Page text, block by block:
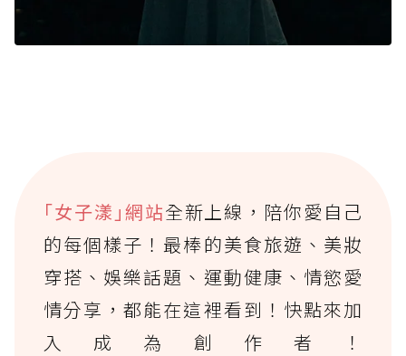
｢女子漾｣網站全新上線，陪你愛自己
的每個樣子！最棒的美食旅遊、美妝
穿搭、娛樂話題、運動健康、情慾愛
情分享，都能在這裡看到！快點來加
入成為創作者！